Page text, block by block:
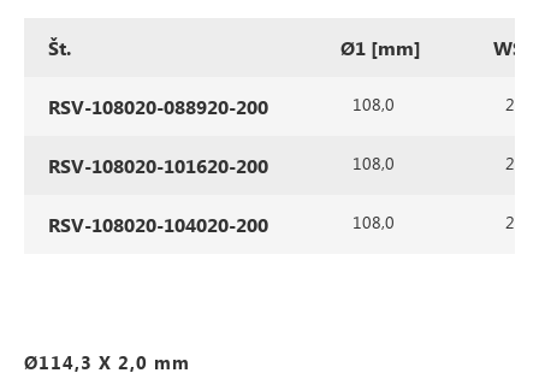
Št. Ø1 [mm]
RSV-108020-088920-200 108,0 2,0
RSV-108020-101620-200 108,0 2,0
RSV-108020-104020-200 108,0 2,0
Ø114,3 X 2,0 mm